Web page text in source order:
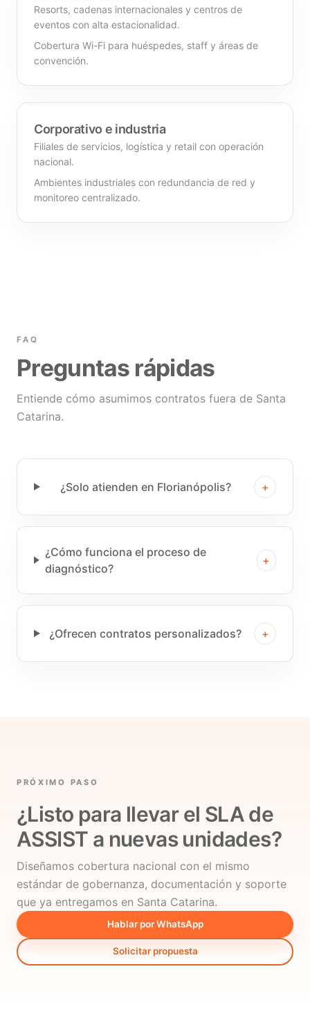
Resorts, cadenas internacionales y centros de
eventos con alta estacionalidad.
Cobertura Wi-Fi para huéspedes, staff y áreas de
convención.
Corporativo e industria
Filiales de servicios, logística y retail con operación
nacional.
Ambientes industriales con redundancia de red y
monitoreo centralizado.
FAQ
Preguntas rápidas
Entiende cómo asumimos contratos fuera de Santa
Catarina.
¿Solo atienden en Florianópolis? +
¿Cómo funciona el proceso de
diagnóstico?
+
¿Ofrecen contratos personalizados? +
PRÓXIMO PASO
¿Listo para llevar el SLA de
ASSIST a nuevas unidades?
Diseñamos cobertura nacional con el mismo
estándar de gobernanza, documentación y soporte
que ya entregamos en Santa Catarina.
Hablar por WhatsApp
Solicitar propuesta